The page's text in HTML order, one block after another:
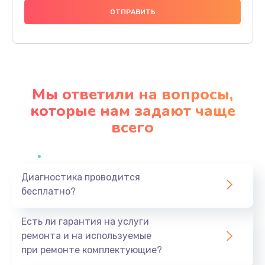
1000 руб.
Заказать
Профилактическая чистка
Заказать
Мы ответили на вопросы,
которые нам задают чаще
всего
Диагностика проводится
бесплатно?
Есть ли гарантия на услуги
ремонта и на используемые
при ремонте комплектующие?